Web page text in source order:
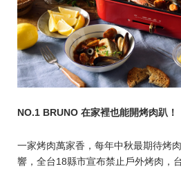
NO.1 BRUNO 在家裡也能開烤肉趴！
一家烤肉萬家香，每年中秋最期待烤
響，全台18縣市宣布禁止戶外烤肉，